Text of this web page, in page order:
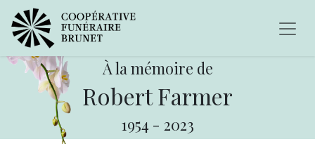
À la mémoire de
Robert Farmer
1954 - 2023